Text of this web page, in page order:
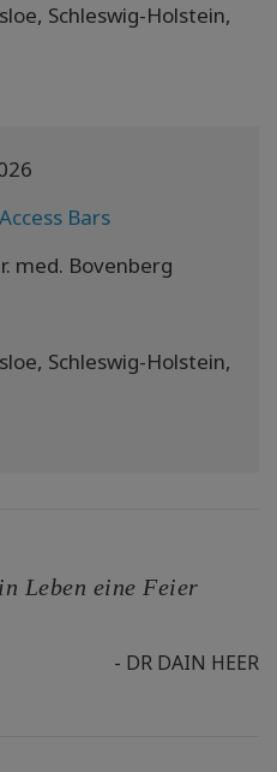
Schleswig-Holstein,
Bars
med. Bovenberg
Schleswig-Holstein,
Leben eine Feier
- DR DAIN HEER